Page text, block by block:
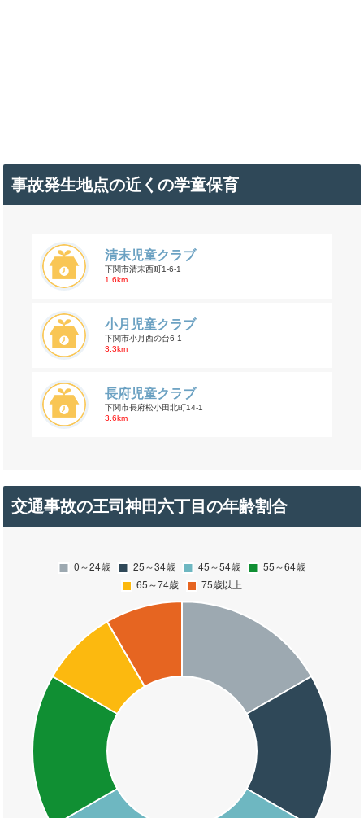
事故発生地点の近くの学童保育
清末児童クラブ
下関市清末西町1-6-1
1.6km
小月児童クラブ
下関市小月西の台6-1
3.3km
長府児童クラブ
下関市長府松小田北町14-1
3.6km
交通事故の王司神田六丁目の年齢割合